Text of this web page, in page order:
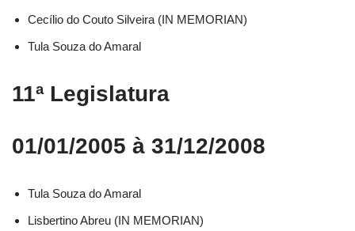
Cecílio do Couto Silveira (IN MEMORIAN)
Tula Souza do Amaral
11ª Legislatura
01/01/2005 à 31/12/2008
Tula Souza do Amaral
Lisbertino Abreu (IN MEMORIAN)